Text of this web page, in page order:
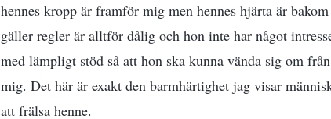
hennes kropp är framför mig men hennes hjärta är
gäller regler är alltför dålig och hon inte har något
med lämpligt stöd så att hon ska kunna vända sig om
mig. Det här är exakt den barmhärtighet jag visar
att frälsa henne.